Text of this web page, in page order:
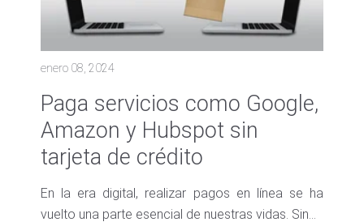
enero 08, 2024
Paga servicios como Google,
Amazon y Hubspot sin
tarjeta de crédito
En la era digital, realizar pagos en línea se ha
vuelto una parte esencial de nuestras vidas. Sin...